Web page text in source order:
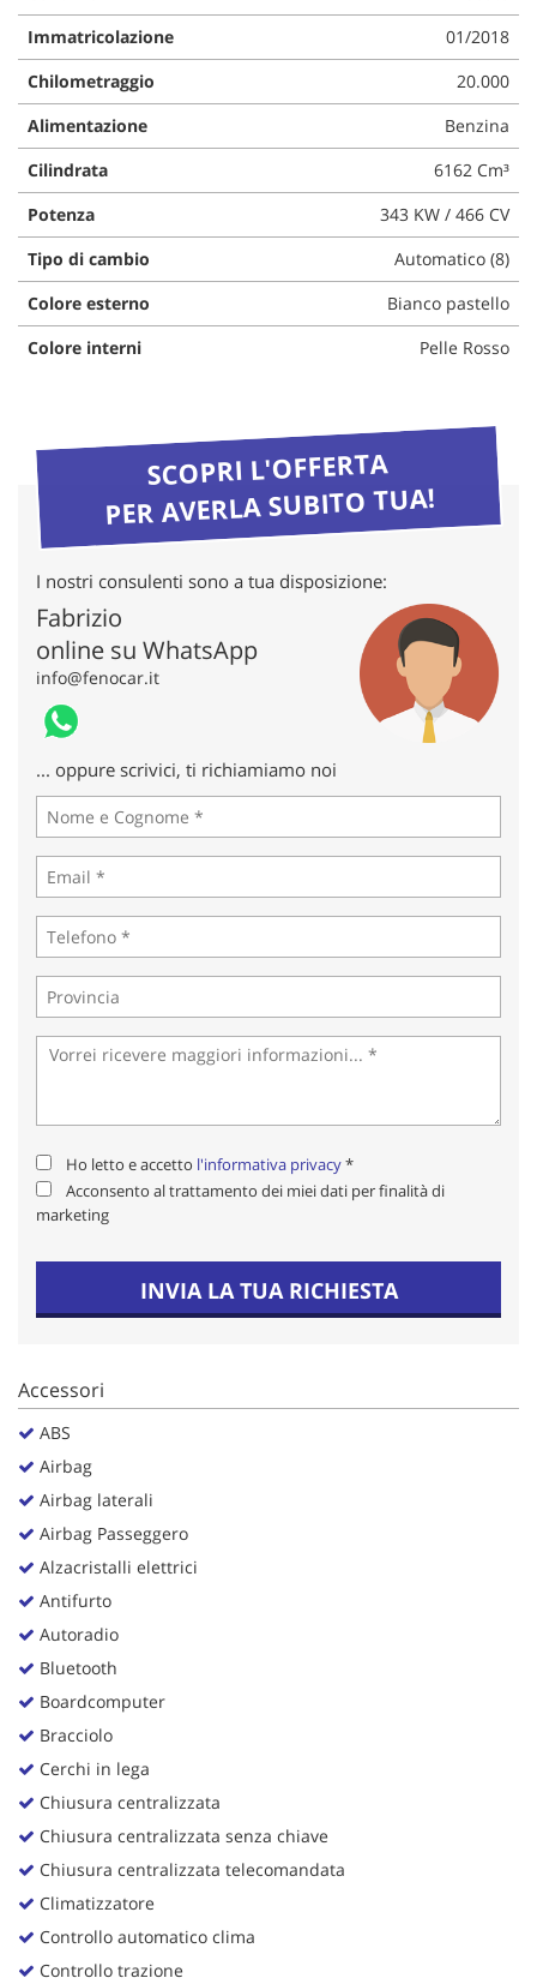
Immatricolazione
01/2018
Chilometraggio
20.000
Alimentazione
Benzina
Cilindrata
6162 Cm³
Potenza
343 KW / 466 CV
Tipo di cambio
Automatico (8)
Colore esterno
Bianco pastello
Colore interni
Pelle Rosso
SCOPRI L'OFFERTA
PER AVERLA SUBITO TUA!
I nostri consulenti sono a tua disposizione:
Fabrizio
online su WhatsApp
info@fenocar.it
... oppure scrivici, ti richiamiamo noi
Ho letto e accetto l'informativa privacy*
Acconsento al trattamento dei miei dati per finalità di
marketing
INVIA LA TUA RICHIESTA
Accessori
ABS
Airbag
Airbag laterali
Airbag Passeggero
Alzacristalli elettrici
Antifurto
Autoradio
Bluetooth
Boardcomputer
Bracciolo
Cerchi in lega
Chiusura centralizzata
Chiusura centralizzata senza chiave
Chiusura centralizzata telecomandata
Climatizzatore
Controllo automatico clima
Controllo trazione
questi
strumenti
di
tracciamento
si
rimanda
alla
cookie
policy.
Puoi
rivedere
e
modificare
le
tue
momento.
Cookie necessari
Cookie per il miglioramento dell'esperienza utente
Cookie analitici
la
cookie
policy